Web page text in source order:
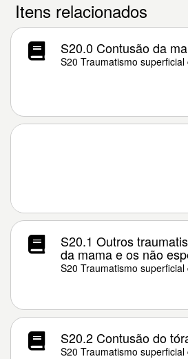
Itens relacionados
S20.0 Contusão da
S20 Traumatismo superficial
S20.1 Outros
da mama e os não
S20 Traumatismo superficial
S20.2 Contusão do
S20 Traumatismo superficial